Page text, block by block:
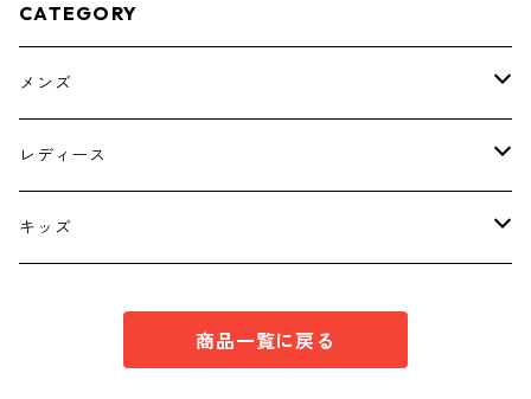
CATEGORY
メンズ
トップス
ボトムス
レディース
トップス
キッズ
商品一覧に戻る